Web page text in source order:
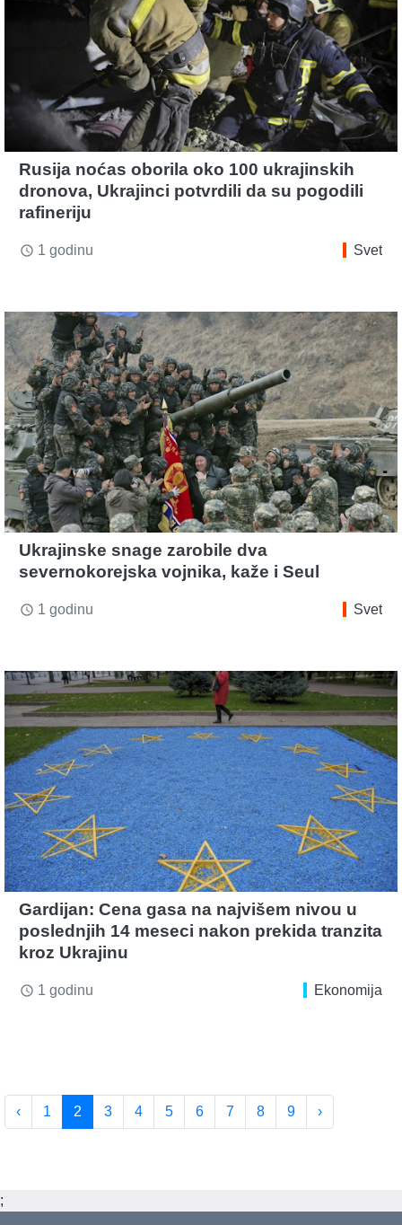
Rusija noćas oborila oko 100 ukrajinskih
dronova, Ukrajinci potvrdili da su pogodili
rafineriju
access_time 1 godinu Svet
Ukrajinske snage zarobile dva
severnokorejska vojnika, kaže i Seul
access_time 1 godinu Svet
Gardijan: Cena gasa na najvišem nivou u
poslednjih 14 meseci nakon prekida tranzita
kroz Ukrajinu
access_time 1 godinu Ekonomija
‹ 1 2 3 4 5 6 7 8 9 ›
;